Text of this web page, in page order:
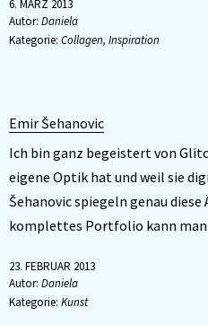
6. MÄRZ 2013
Autor: Daniela
Kategorie: Collagen, Inspiration
Emir Šehanovic
Ich bin ganz begeistert von
eigene Optik hat und weil sie
Šehanovic spiegeln genau diese
komplettes Portfolio kann man
23. FEBRUAR 2013
Autor: Daniela
Kategorie: Kunst